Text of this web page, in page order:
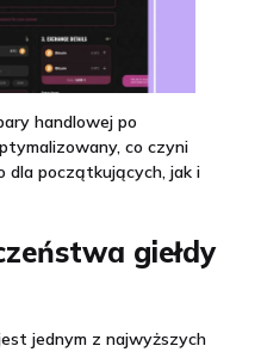
handlowej po
co czyni
dla początkujących, jak i
giełdy
jednym z najwyższych